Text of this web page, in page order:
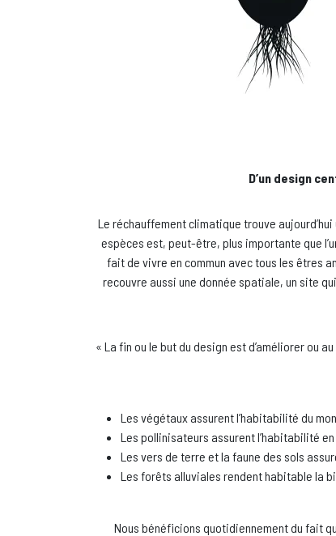
D’un design
Le réchauffement climatique trouve
espèces est, peut-être, plus importante que
fait de vivre en commun avec tous les êtres
recouvre aussi une donnée spatiale, un site
« La fin ou le but du design est d’améliorer ou
Les végétaux assurent l’habitabilité du
Les pollinisateurs assurent l’habitabilité
Les vers de terre et la faune des sols
Les forêts alluviales rendent habitable la
Nous bénéficions quotidiennement du fait